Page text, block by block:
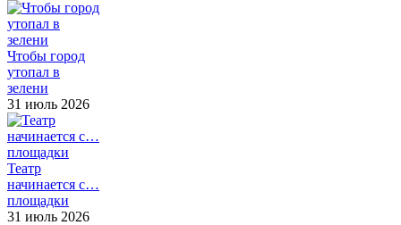
Чтобы город
утопал в
зелени
31 июль 2026
Театр
начинается с…
площадки
31 июль 2026